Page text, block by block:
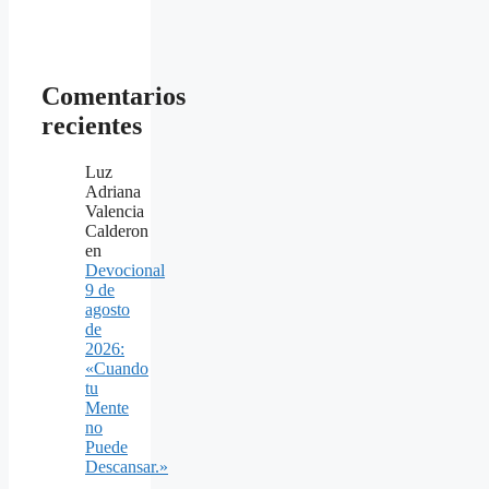
Comentarios
recientes
Luz
Adriana
Valencia
Calderon
en
Devocional
9 de
agosto
de
2026:
«Cuando
tu
Mente
no
Puede
Descansar.»